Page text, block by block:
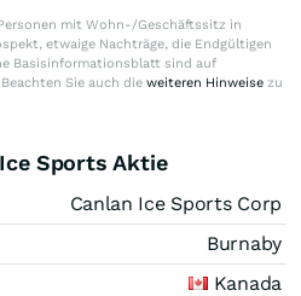
mit Wohn-/Geschäftssitz in
etwaige Nachträge, die Endgültigen
Basisinformationsblatt sind auf
Sie auch die weiteren Hinweise zu
Sports Aktie
Canlan Ice Sports Corp
Burnaby
Kanada